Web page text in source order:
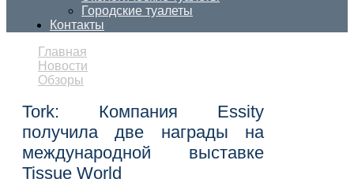
Городские туалеты
Контакты
Главная
Новости
Обзоры
Tork: Компания Essity
получила две награды на
международной выставке
Tissue World